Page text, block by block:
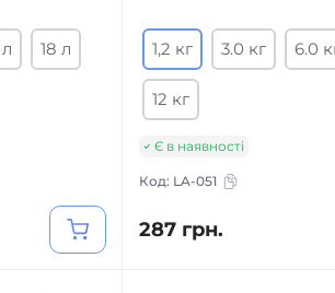
18 л 1,2 кг 3.0 кг 6.0
12 кг
Є в наявності
Код: LA-051
287 грн.